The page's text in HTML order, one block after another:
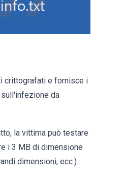
crittografati e fornisce i
da
la vittima può testare
i 3 MB di dimensione
dimensioni, ecc.).